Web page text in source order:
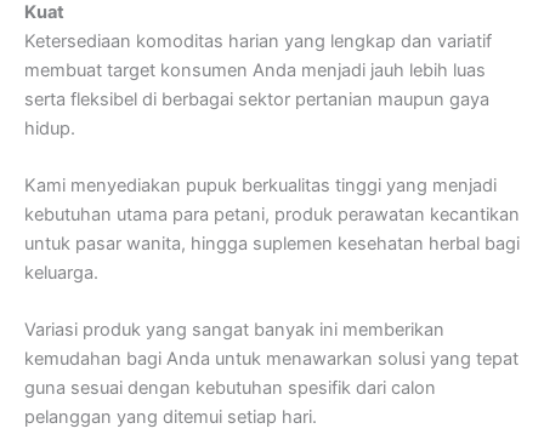
Kuat
Ketersediaan komoditas harian yang lengkap dan variatif
membuat target konsumen Anda menjadi jauh lebih luas
serta fleksibel di berbagai sektor pertanian maupun gaya
hidup.
Kami menyediakan pupuk berkualitas tinggi yang menjadi
kebutuhan utama para petani, produk perawatan kecantikan
untuk pasar wanita, hingga suplemen kesehatan herbal bagi
keluarga.
Variasi produk yang sangat banyak ini memberikan
kemudahan bagi Anda untuk menawarkan solusi yang tepat
guna sesuai dengan kebutuhan spesifik dari calon
pelanggan yang ditemui setiap hari.